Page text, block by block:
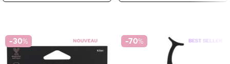
-30% -70%